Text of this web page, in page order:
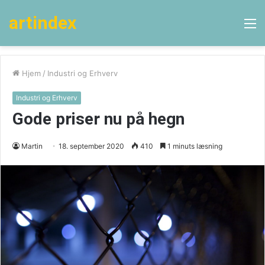
artindex
Hjem / Industri og Erhverv
Industri og Erhverv
Gode priser nu på hegn
Martin 18. september 2020 410 1 minuts læsning